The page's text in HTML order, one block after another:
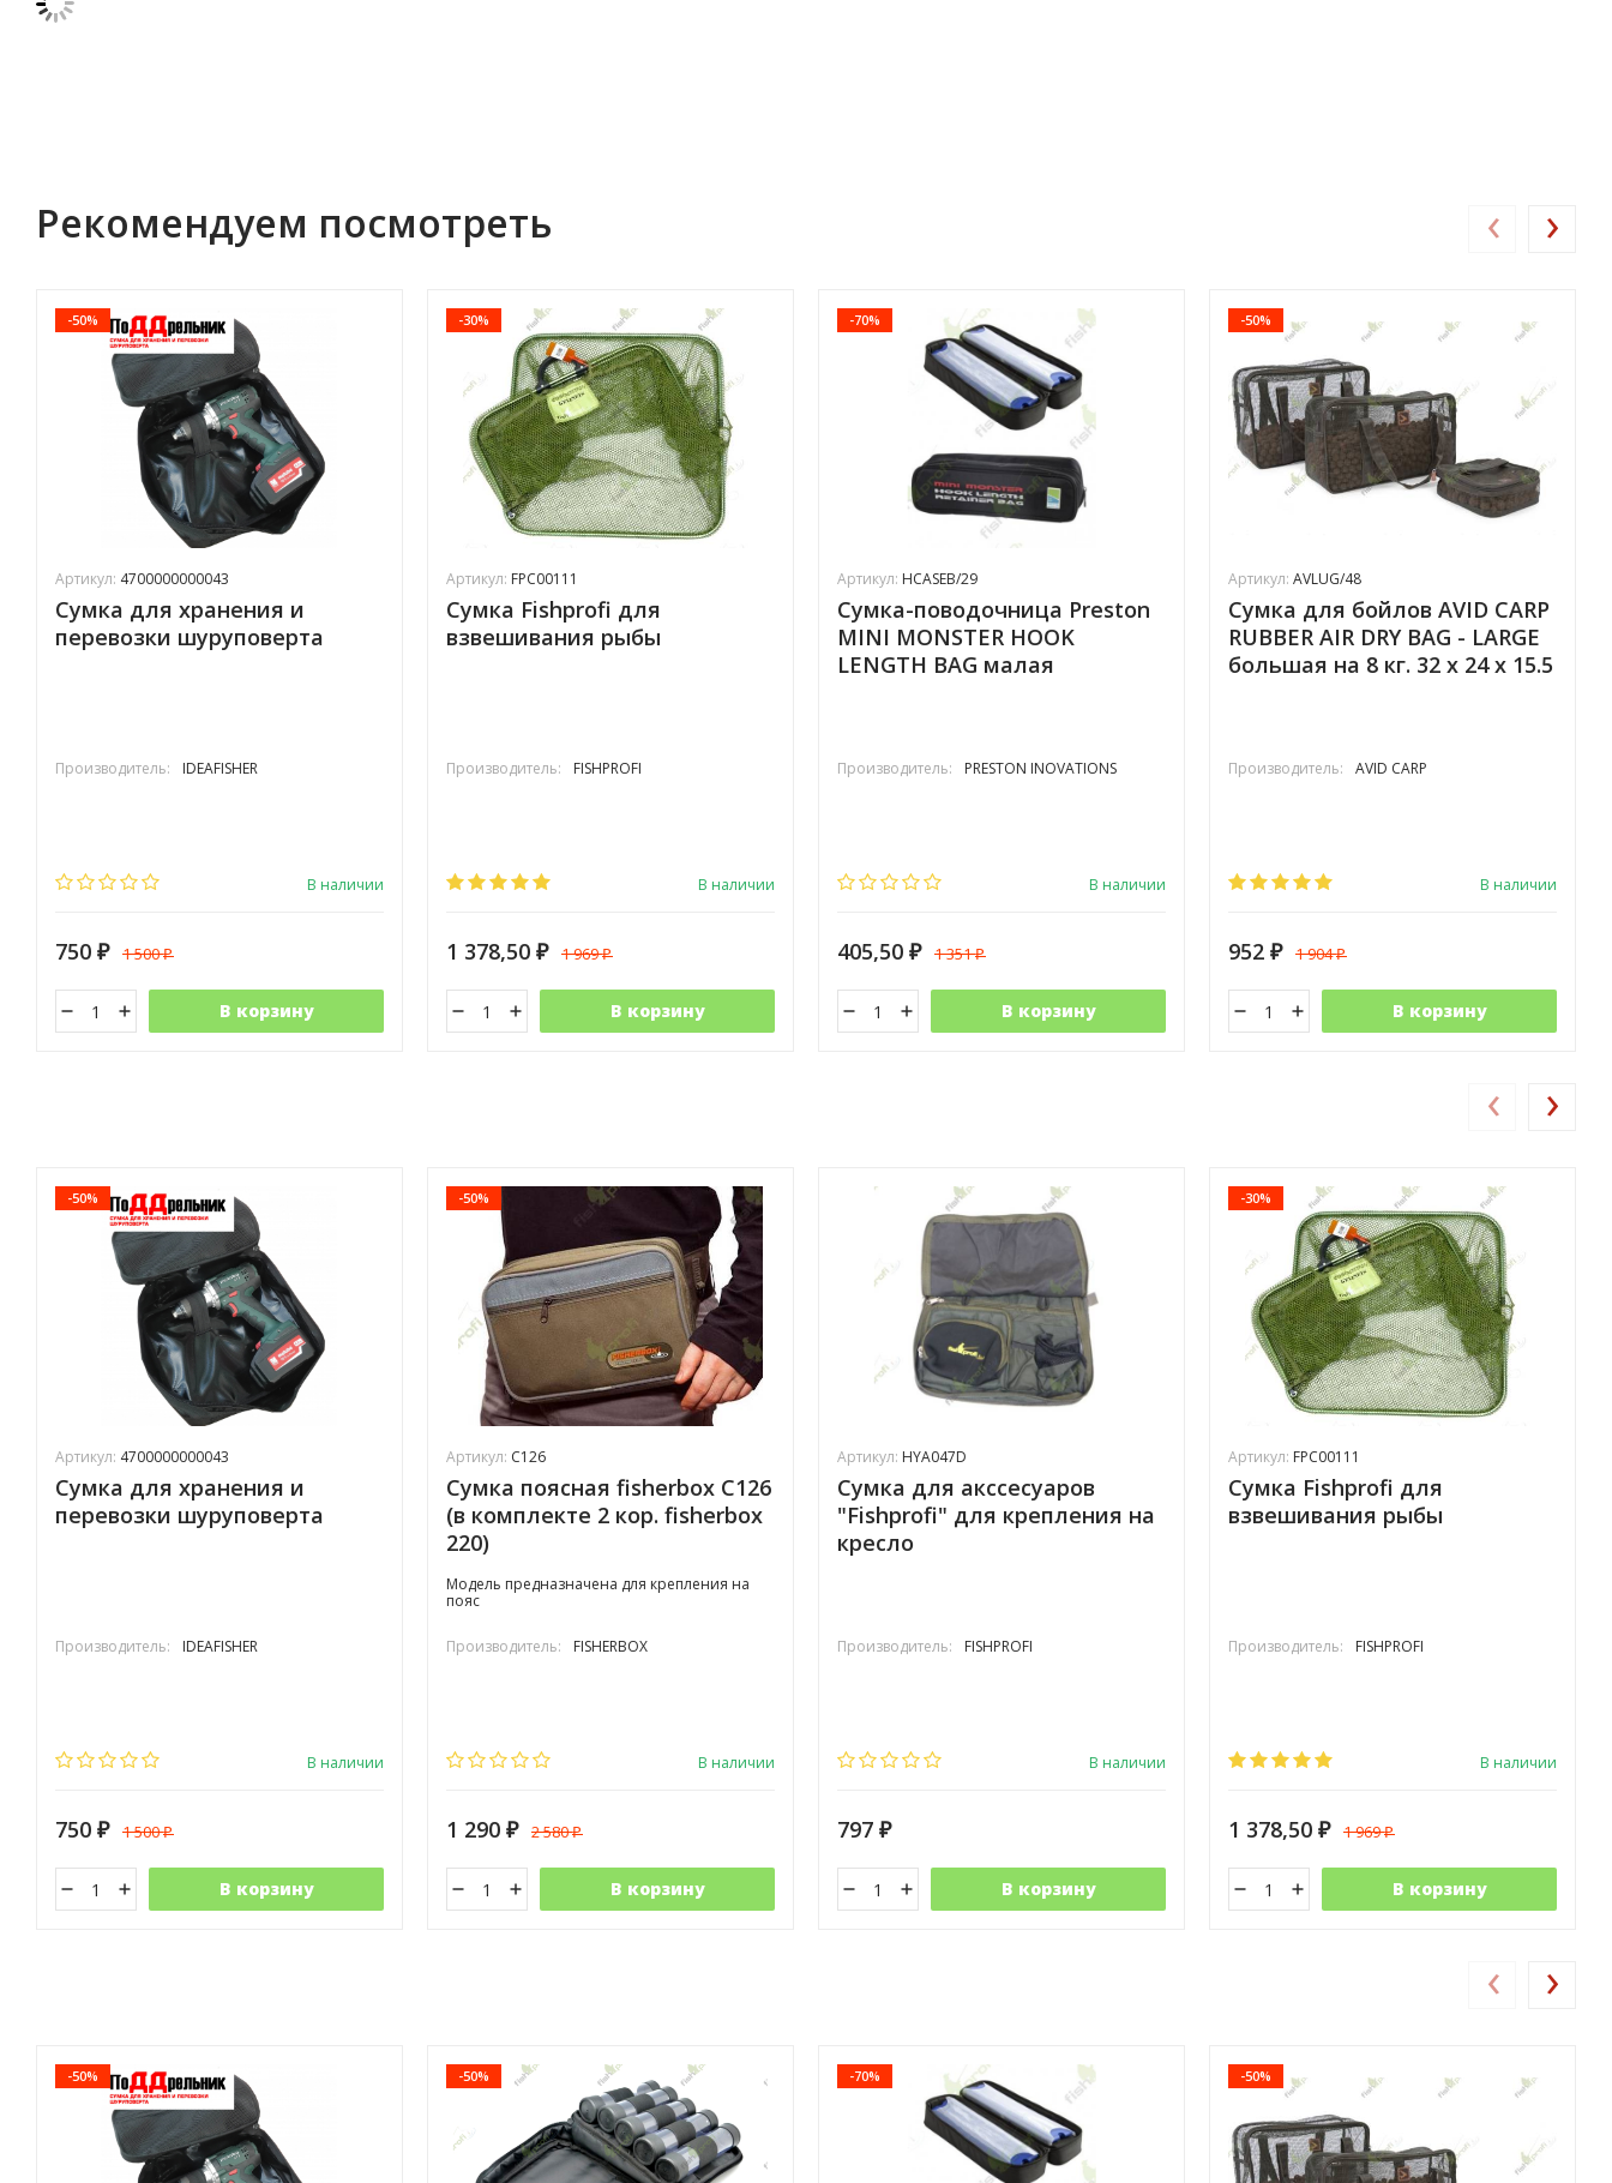
Рекомендуем посмотреть
-50%
Артикул: 4700000000043
Сумка для хранения и
перевозки шуруповерта
Производитель: IDEAFISHER
В наличии
750 ₽ 1 500₽
В корзину
-30%
Артикул: FPC00111
Сумка Fishprofi для
взвешивания рыбы
Производитель: FISHPROFI
В наличии
1 378,50 ₽ 1 969₽
В корзину
-70%
Артикул: HCASEB/29
Сумка-поводочница Preston
MINI MONSTER HOOK
LENGTH BAG малая
Производитель: PRESTON INOVATIONS
В наличии
405,50 ₽ 1 351₽
В корзину
-50%
Артикул: AVLUG/48
Сумка для бойлов AVID CARP
RUBBER AIR DRY BAG - LARGE
большая на 8 кг. 32 х 24 х 15.5
Производитель: AVID CARP
В наличии
952 ₽ 1 904₽
В корзину
‹ ›
-50%
Артикул: 4700000000043
Сумка для хранения и
перевозки шуруповерта
Производитель: IDEAFISHER
В наличии
750 ₽ 1 500₽
В корзину
-50%
Артикул: С126
Сумка поясная fisherbox C126
(в комплекте 2 кор. fisherbox
220)
Модель предназначена для крепления на
пояс
Производитель: FISHERBOX
В наличии
1 290 ₽ 2 580₽
В корзину
Артикул: HYA047D
Сумка для акссесуаров
"Fishprofi" для крепления на
кресло
Производитель: FISHPROFI
В наличии
797 ₽
В корзину
-30%
Артикул: FPC00111
Сумка Fishprofi для
взвешивания рыбы
Производитель: FISHPROFI
В наличии
1 378,50 ₽ 1 969₽
В корзину
‹ ›
-50% -50% -70% -50%
‹ ›